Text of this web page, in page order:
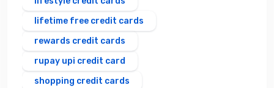
lifetime free credit cards
rewards credit cards
rupay upi credit card
shopping credit cards